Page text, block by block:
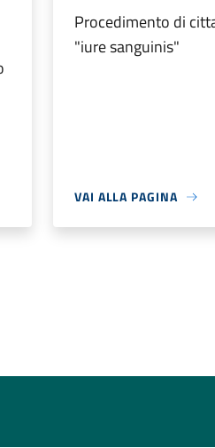
Procedimento di
"iure sanguinis"
VAI ALLA PAGINA